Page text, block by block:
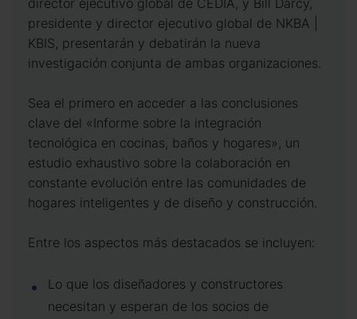
presidente y director ejecutivo global de NKBA |
KBIS, presentarán y debatirán la nueva
investigación conjunta de ambas organizaciones.
Sea el primero en acceder a las conclusiones
clave del «Informe sobre la integración
tecnológica en cocinas, baños y hogares», un
estudio exhaustivo sobre la colaboración en
constante evolución entre las comunidades de
hogares inteligentes y de diseño y construcción.
Entre los aspectos más destacados se incluyen:
Lo que los diseñadores y constructores
necesitan y esperan de los socios de